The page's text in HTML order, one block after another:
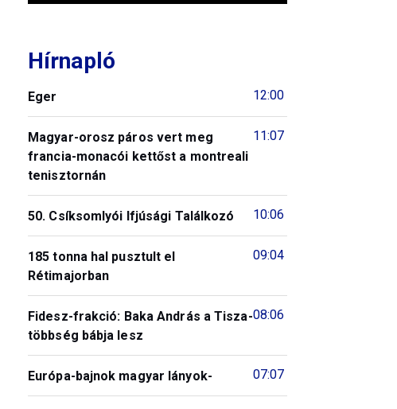
Hírnapló
12:00
Eger
11:07
Magyar-orosz páros vert meg
francia-monacói kettőst a montreali
tenisztornán
10:06
50. Csíksomlyói Ifjúsági Találkozó
09:04
185 tonna hal pusztult el
Rétimajorban
08:06
Fidesz-frakció: Baka András a Tisza-
többség bábja lesz
07:07
Európa-bajnok magyar lányok-